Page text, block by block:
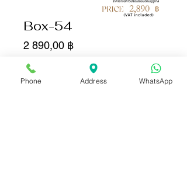
Box-54
2 890,00 ฿Цена
Количество
Phone Address WhatsApp